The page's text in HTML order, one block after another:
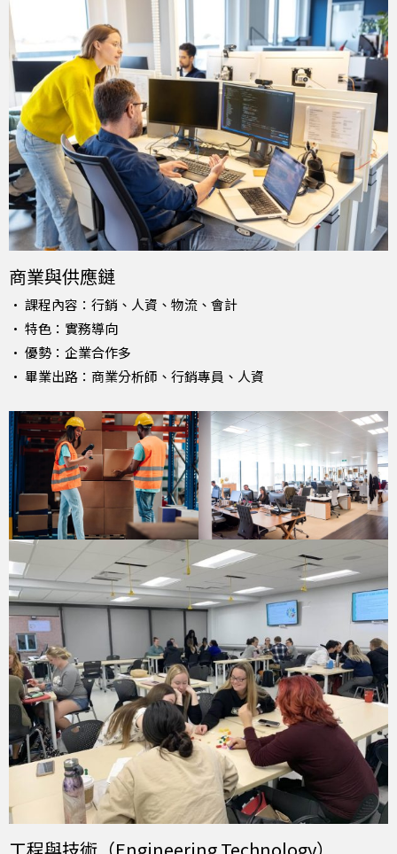
商業與供應鏈
• 課程內容：行銷、人資、物流、會計
• 特色：實務導向
• 優勢：企業合作多
• 畢業出路：商業分析師、行銷專員、人資
工程與技術（Engineering Technology）